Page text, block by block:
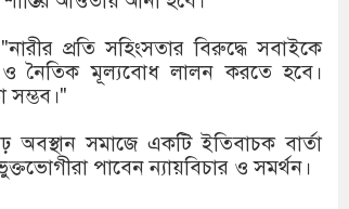
প্রতি সহিংসতার বিরুদ্ধে সবাইকে
ও নৈতিক মূল্যবোধ লালন করতে হবে।
সম্ভব।"
অবস্থান সমাজে একটি ইতিবাচক বার্তা
পাবেন ন্যায়বিচার ও সমর্থন।